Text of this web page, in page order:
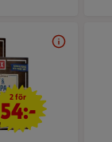
2 för 54 kr
2 för
54:-